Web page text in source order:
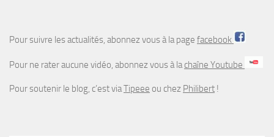
Pour suivre les actualités, abonnez vous à la page facebook
Pour ne rater aucune vidéo, abonnez vous à lachaîne Youtube
Pour soutenir le blog, c’est viaTipeee ou chez Philibert !